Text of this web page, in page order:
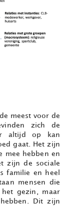
meest voor de
zich de
altijd op kan
gaat. Het zijn
mee hebben en
zijn de sociale
familie en heel
mensen die
gezin, maar
Dit zijn